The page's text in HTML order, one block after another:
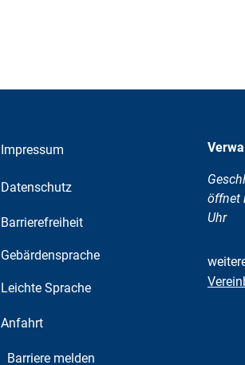
Impressum
Datenschutz
Barrierefreiheit
Gebärdensprache
Leichte Sprache
Anfahrt
Barriere melden
öffnet
Uhr